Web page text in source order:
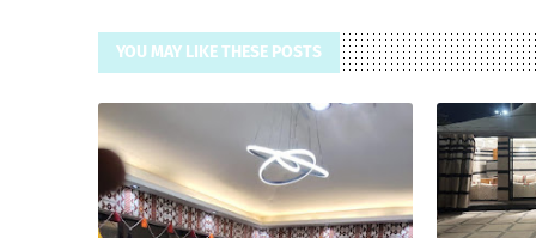
YOU MAY LIKE THESE POSTS